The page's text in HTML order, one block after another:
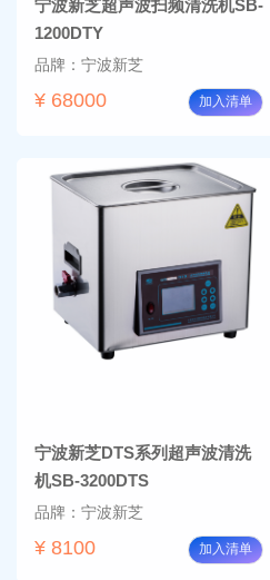
宁波新芝超声波扫频清洗机SB-
1200DTY
品牌：宁波新芝
¥ 68000 加入清单
宁波新芝DTS系列超声波清洗
机SB-3200DTS
品牌：宁波新芝
¥ 8100 加入清单